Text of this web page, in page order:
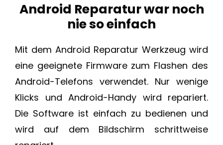
Android Reparatur war noch
nie so einfach
Mit dem Android Reparatur Werkzeug wird
eine geeignete Firmware zum Flashen des
Android-Telefons verwendet. Nur wenige
Klicks und Android-Handy wird repariert.
Die Software ist einfach zu bedienen und
wird auf dem Bildschirm schrittweise